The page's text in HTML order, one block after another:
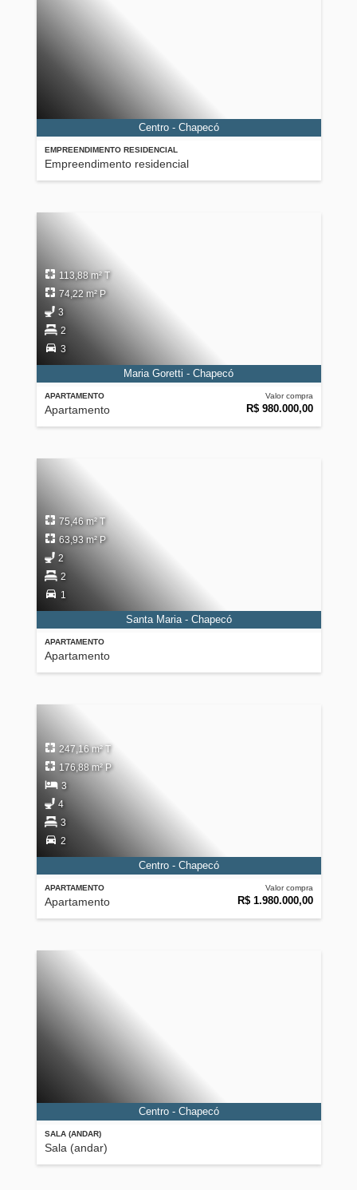
EMPREENDIMENTO RESIDENCIAL
Empreendimento residencial
Centro - Chapecó
APARTAMENTO
Apartamento
Valor compra
R$ 980.000,00
113,88 m² T
74,22 m² P
3
2
3
Maria Goretti - Chapecó
APARTAMENTO
Apartamento
75,46 m² T
63,93 m² P
2
2
1
Santa Maria - Chapecó
APARTAMENTO
Apartamento
Valor compra
R$ 1.980.000,00
247,16 m² T
176,88 m² P
3
4
3
2
Centro - Chapecó
SALA (ANDAR)
Sala (andar)
Centro - Chapecó